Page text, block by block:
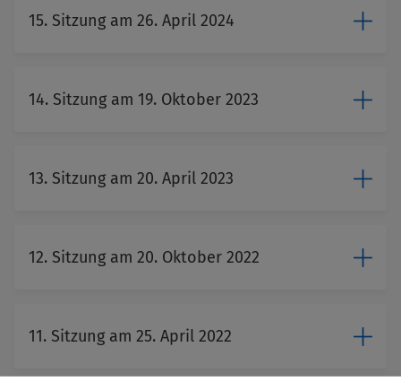
15. Sitzung am 26. April 2024
14. Sitzung am 19. Oktober 2023
13. Sitzung am 20. April 2023
12. Sitzung am 20. Oktober 2022
11. Sitzung am 25. April 2022